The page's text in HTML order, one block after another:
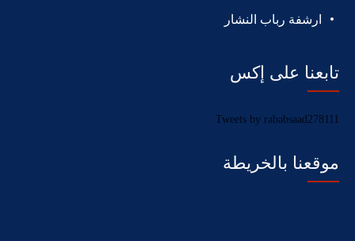
ارشفة رباب النشار
تابعنا على إكس
Tweets by rababsaad278111
موقعنا بالخريطة